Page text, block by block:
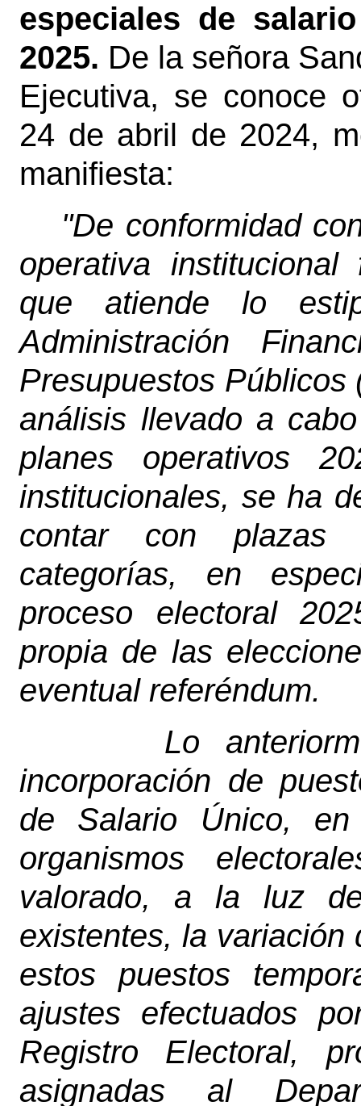
especiales de
2025. De la señora
Ejecutiva, se conoce
24 de abril de 2024,
manifiesta:
"De conformidad
operativa
que atiende lo
Administración
Presupuestos
análisis llevado a
planes operativos
institucionales, se ha
contar con plazas
categorías, en
proceso electoral
propia de las
eventual referéndum.
Lo
incorporación de
de Salario Único,
organismos
valorado, a la luz
existentes, la variación
estos puestos
ajustes efectuados
Registro Electoral,
asignadas al